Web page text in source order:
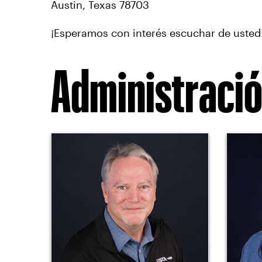
Austin, Texas 78703
¡Esperamos con interés escuchar de